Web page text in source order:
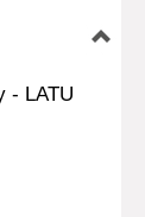
- LATU